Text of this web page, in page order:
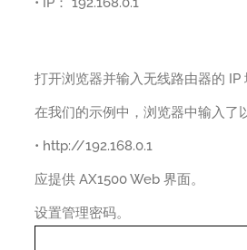
打开浏览器并输入无线路由器的 IP
在我们的示例中，浏览器中输入了
• http://192.168.0.1
应提供 AX1500 Web 界面。
设置管理密码。